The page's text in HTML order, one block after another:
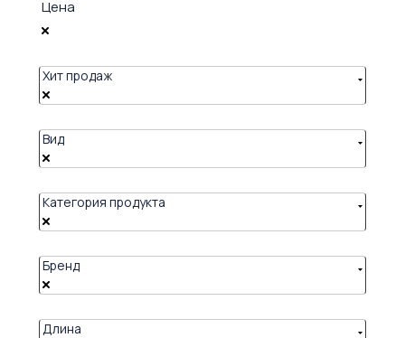
Цена
Хит продаж
Вид
Категория продукта
Бренд
Длина